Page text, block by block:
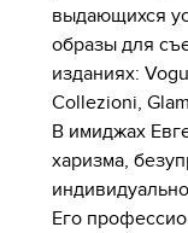
выдающихся
образы для
изданиях:
Collezioni,
В имиджах
харизма,
Его